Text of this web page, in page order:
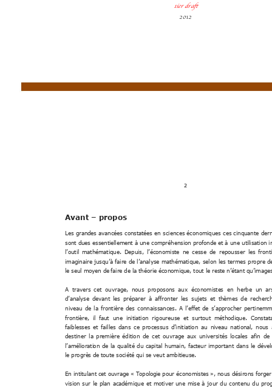
1ier draft
2012
2
Avant – propos
Les grandes avancées constatées en sciences économiques ces cinquante
sont dues essentiellement à une compréhension profonde et à une utilisation
l’outil mathématique. Depuis, l’économiste ne cesse de repousser les
imaginaire jusqu’à faire de l’analyse mathématique, selon les termes propre
le seul moyen de faire de la théorie économique, tout le reste n’étant
A  travers cet  ouvrage,  nous  proposons aux  économistes  en  herbe  un
d’analyse devant les préparer à affronter les sujets et thèmes de
niveau de la frontière des connaissances. A l’effet de s’approcher
frontière,  il
  faut  une  initiation  rigoureuse
et  surtout  méthodique.
faiblesses et failles dans ce processus d’initiation au niveau national , nous
destiner la première édition de cet ouvrage aux universités locales afin de
l’amélioration de la qualité du capital humain, facteur important dans le
le progrès de toute société qui se veut ambitieuse.
En intitulant cet ouvrage « Topologie pour économistes », nous désirons
vision sur le plan académique et motiver une mise à jour du contenu du